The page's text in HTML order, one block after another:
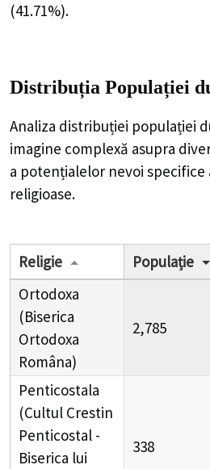
(41.71%).
Distribuția Populației
Analiza distribuției populației
imagine complexă asupra
a potențialelor nevoi
religioase.
Religie Populație
Ortodoxa
(Biserica
Ortodoxa
Româna)
2,785
Penticostala
(Cultul Crestin
Penticostal -
Biserica lui
338